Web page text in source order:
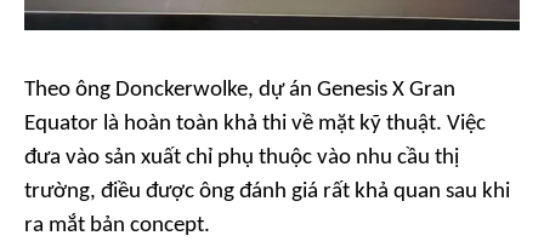
Theo ông Donckerwolke, dự án Genesis X Gran
Equator là hoàn toàn khả thi về mặt kỹ thuật. Việc
đưa vào sản xuất chỉ phụ thuộc vào nhu cầu thị
trường, điều được ông đánh giá rất khả quan sau khi
ra mắt bản concept.